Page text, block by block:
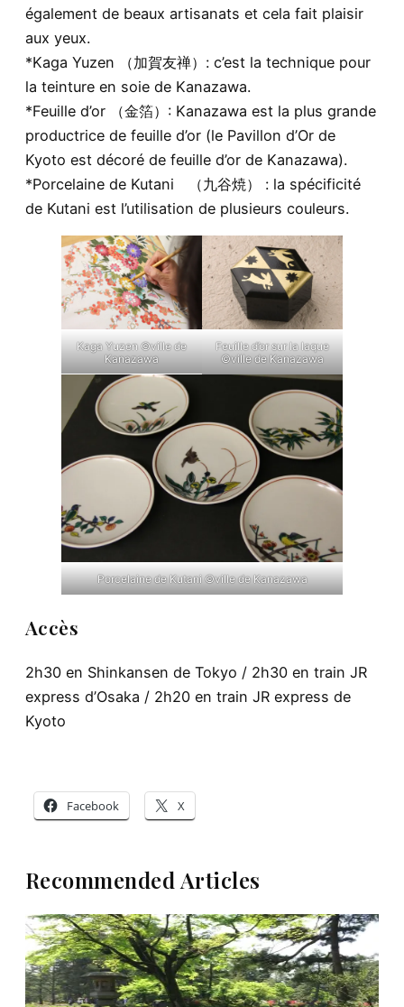
également de beaux artisanats et cela fait plaisir
aux yeux.
*Kaga Yuzen （加賀友禅）: c’est la technique pour
la teinture en soie de Kanazawa.
*Feuille d’or （金箔）: Kanazawa est la plus grande
productrice de feuille d’or (le Pavillon d’Or de
Kyoto est décoré de feuille d’or de Kanazawa).
*Porcelaine de Kutani （九谷焼） : la spécificité
de Kutani est l’utilisation de plusieurs couleurs.
Kaga Yuzen ©ville de
Kanazawa
Feuille d’or sur la laque
©ville de Kanazawa
Porcelaine de Kutani ©ville de Kanazawa
Accès
2h30 en Shinkansen de Tokyo / 2h30 en train JR
express d’Osaka / 2h20 en train JR express de
Kyoto
Facebook X
Recommended Articles